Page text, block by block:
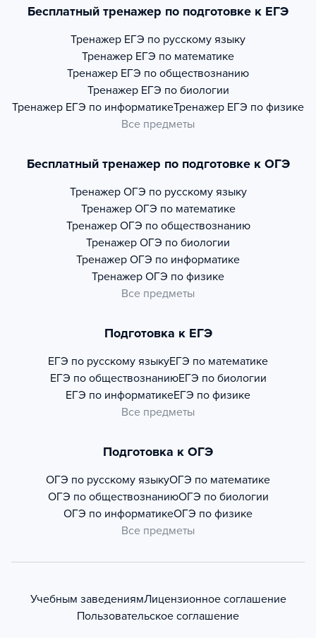
Бесплатный тренажер по подготовке к ЕГЭ
Тренажер ЕГЭ по русскому языку
Тренажер ЕГЭ по математике
Тренажер ЕГЭ по обществознанию
Тренажер ЕГЭ по биологии
Тренажер ЕГЭ по информатикеТренажер ЕГЭ по физике
Все предметы
Бесплатный тренажер по подготовке к ОГЭ
Тренажер ОГЭ по русскому языку
Тренажер ОГЭ по математике
Тренажер ОГЭ по обществознанию
Тренажер ОГЭ по биологии
Тренажер ОГЭ по информатике
Тренажер ОГЭ по физике
Все предметы
Подготовка к ЕГЭ
ЕГЭ по русскому языкуЕГЭ по математике
ЕГЭ по обществознаниюЕГЭ по биологии
ЕГЭ по информатикеЕГЭ по физике
Все предметы
Подготовка к ОГЭ
ОГЭ по русскому языкуОГЭ по математике
ОГЭ по обществознаниюОГЭ по биологии
ОГЭ по информатикеОГЭ по физике
Все предметы
Учебным заведениямЛицензионное соглашение
Пользовательское соглашение